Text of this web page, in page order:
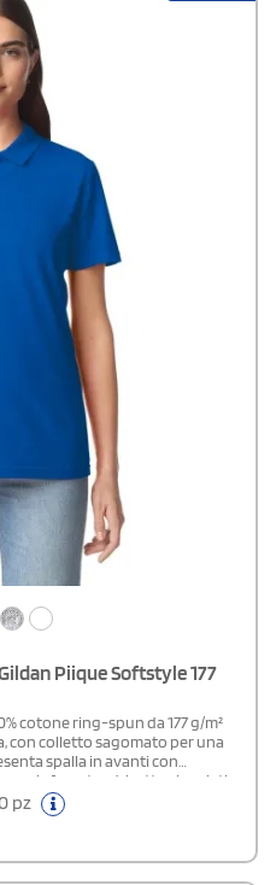
Piique Softstyle 177
cotone ring-spun da 177 g/m²
con colletto sagomato per una
spalla in avanti con
rinforzata e 4 bottoni perlati
su maniche e base e
OEKO-TEX Standard
pz